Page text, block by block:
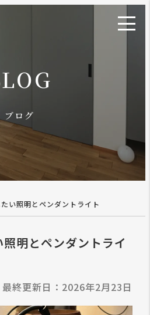
ブログ
い照明とペンダントライト
明とペンダントライ
最終更新日：2026年2月23日